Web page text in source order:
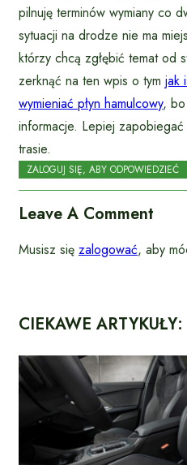
pilnuję terminów wymiany co
sytuacji na drodze nie ma
którzy chcą zgłębić temat od
zerknąć na ten wpis o tym jak
wymieniać płyn hamulcowy, bo
informacje. Lepiej
trasie.
ZALOGUJ SIĘ, ABY ODPOWIEDZIEĆ
Leave A Comment
Musisz się zalogować, aby
CIEKAWE ARTYKUŁY: